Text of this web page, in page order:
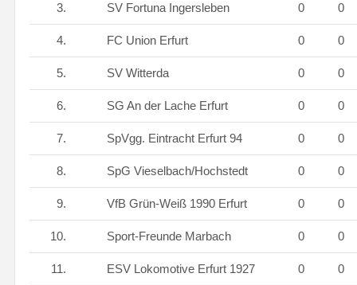
3. SV Fortuna Ingersleben 0 0
4. FC Union Erfurt 0 0
5. SV Witterda 0 0
6. SG An der Lache Erfurt 0 0
7. SpVgg. Eintracht Erfurt 94 0 0
8. SpG Vieselbach/Hochstedt 0 0
9. VfB Grün-Weiß 1990 Erfurt 0 0
10. Sport-Freunde Marbach 0 0
11. ESV Lokomotive Erfurt 1927 0 0